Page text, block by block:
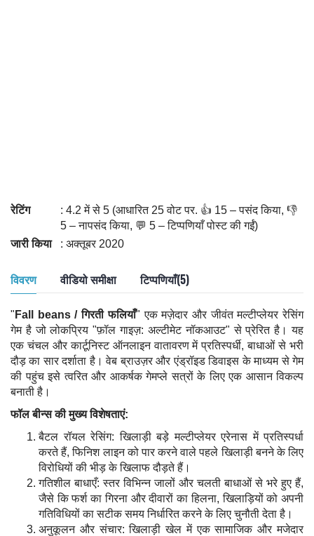
रेटिंग
: 4.2 में से 5 (आधारित 25 वोट पर. 👍 15 – पसंद किया, 👎
5 – नापसंद किया, 💬 5 – टिप्पणियाँ पोस्ट की गईं)
जारी किया
: अक्तूबर 2020
विवरण वीडियो समीक्षा टिप्पणियाँ(5)
" Fall beans / गिरती फलियाँ" एक मज़ेदार और जीवंत मल्टीप्लेयर रेसिंग
गेम है जो लोकप्रिय "फ़ॉल गाइज़: अल्टीमेट नॉकआउट" से प्रेरित है। यह
एक चंचल और कार्टूनिस्ट ऑनलाइन वातावरण में प्रतिस्पर्धी, बाधाओं से भरी
दौड़ का सार दर्शाता है। वेब ब्राउज़र और एंड्रॉइड डिवाइस के माध्यम से गेम
की पहुंच इसे त्वरित और आकर्षक गेमप्ले सत्रों के लिए एक आसान विकल्प
बनाती है।
फॉल बीन्स की मुख्य विशेषताएं:
बैटल रॉयल रेसिंग: खिलाड़ी बड़े मल्टीप्लेयर एरेनास में प्रतिस्पर्धा
करते हैं, फिनिश लाइन को पार करने वाले पहले खिलाड़ी बनने के लिए
विरोधियों की भीड़ के खिलाफ दौड़ते हैं।
गतिशील बाधाएँ: स्तर विभिन्न जालों और चलती बाधाओं से भरे हुए हैं,
जैसे कि फर्श का गिरना और दीवारों का हिलना, खिलाड़ियों को अपनी
गतिविधियों का सटीक समय निर्धारित करने के लिए चुनौती देता है।
अनुकूलन और संचार: खिलाड़ी खेल में एक सामाजिक और मजेदार